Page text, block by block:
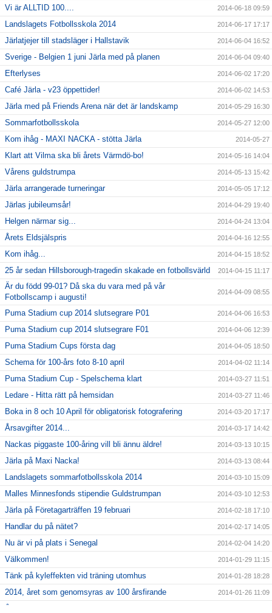
Vi är ALLTID 100.... 2014-06-18 09:59
Landslagets Fotbollsskola 2014 2014-06-17 17:17
Järlatjejer till stadsläger i Hallstavik 2014-06-04 16:52
Sverige - Belgien 1 juni Järla med på planen 2014-06-04 09:40
Efterlyses 2014-06-02 17:20
Café Järla - v23 öppettider! 2014-06-02 14:53
Järla med på Friends Arena när det är landskamp 2014-05-29 16:30
Sommarfotbollsskola 2014-05-27 12:00
Kom ihåg - MAXI NACKA - stötta Järla 2014-05-27
Klart att Vilma ska bli årets Värmdö-bo! 2014-05-16 14:04
Vårens guldstrumpa 2014-05-13 15:42
Järla arrangerade turneringar 2014-05-05 17:12
Järlas jubileumsår! 2014-04-29 19:40
Helgen närmar sig... 2014-04-24 13:04
Årets Eldsjälspris 2014-04-16 12:55
Kom ihåg... 2014-04-15 18:52
25 år sedan Hillsborough-tragedin skakade en fotbollsvärld 2014-04-15 11:17
Är du född 99-01? Då ska du vara med på vår
Fotbollscamp i augusti!
2014-04-09 08:55
Puma Stadium cup 2014 slutsegrare P01 2014-04-06 16:53
Puma Stadium cup 2014 slutsegrare F01 2014-04-06 12:39
Puma Stadium Cups första dag 2014-04-05 18:50
Schema för 100-års foto 8-10 april 2014-04-02 11:14
Puma Stadium Cup - Spelschema klart 2014-03-27 11:51
Ledare - Hitta rätt på hemsidan 2014-03-27 11:46
Boka in 8 och 10 April för obligatorisk fotografering 2014-03-20 17:17
Årsavgifter 2014... 2014-03-17 14:42
Nackas piggaste 100-åring vill bli ännu äldre! 2014-03-13 10:15
Järla på Maxi Nacka! 2014-03-13 08:44
Landslagets sommarfotbollsskola 2014 2014-03-10 15:09
Malles Minnesfonds stipendie Guldstrumpan 2014-03-10 12:53
Järla på Företagarträffen 19 februari 2014-02-18 17:10
Handlar du på nätet? 2014-02-17 14:05
Nu är vi på plats i Senegal 2014-02-04 14:20
Välkommen! 2014-01-29 11:15
Tänk på kyleffekten vid träning utomhus 2014-01-28 18:28
2014, året som genomsyras av 100 årsfirande 2014-01-26 11:09